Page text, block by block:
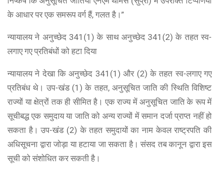
के आधार पर एक समरूप वर्ग हैं, गलत है।”
न्यायालय ने अनुच्छेद 341(1) के साथ अनुच्छेद 341(2) के तहत स्व-
लगाए गए प्रतिबंधों को हटा दिया
न्यायालय ने देखा कि अनुच्छेद 341(1) और (2) के तहत स्व-लगाए गए
प्रतिबंध थे। उप-खंड (1) के तहत, अनुसूचित जाति की स्थिति विशिष्ट
राज्यों या क्षेत्रों तक ही सीमित है। एक राज्य में अनुसूचित जाति के रूप में
सूचीबद्ध एक समुदाय या जाति को अन्य राज्यों में समान दर्जा प्राप्त नहीं हो
सकता है। उप-खंड (2) के तहत समुदायों का नाम केवल राष्ट्रपति की
अधिसूचना द्वारा जोड़ा या हटाया जा सकता है। संसद तब कानून द्वारा इस
सूची को संशोधित कर सकती है।